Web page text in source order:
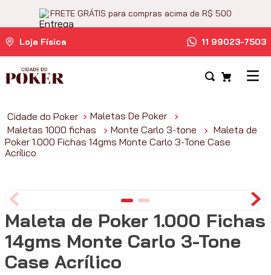
FRETE GRÁTIS para compras acima de R$ 500
Loja Física 11 99023-7503
Maletas De Poker
Maletas 1000 fichas
Monte Carlo 3-tone
Maleta de
Poker 1.000 Fichas 14gms Monte Carlo 3-Tone Case
Acrílico
Maleta de Poker 1.000 Fichas
14gms Monte Carlo 3-Tone
Case Acrílico